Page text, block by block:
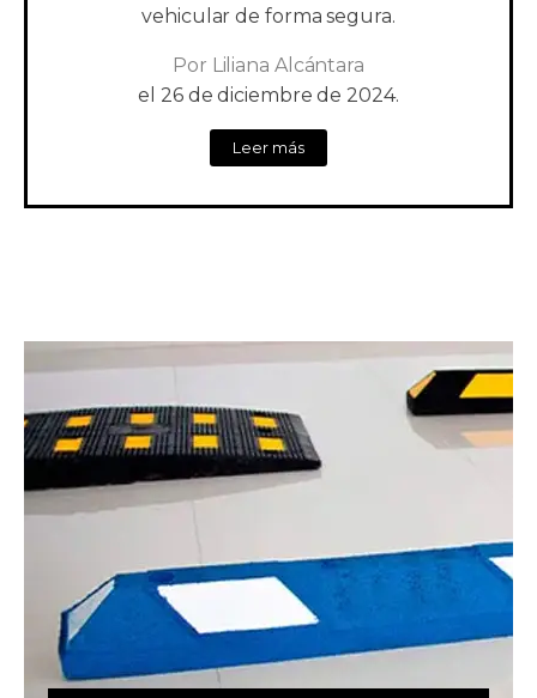
vehicular de forma segura.
Por Liliana Alcántara
el 26 de diciembre de 2024.
Leer más